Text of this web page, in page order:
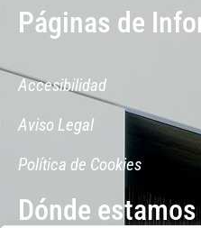
Páginas de
Accesibilidad
Aviso Legal
Política de Cookies
Dónde estamos